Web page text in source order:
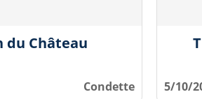
du Château
Condette 5/10/